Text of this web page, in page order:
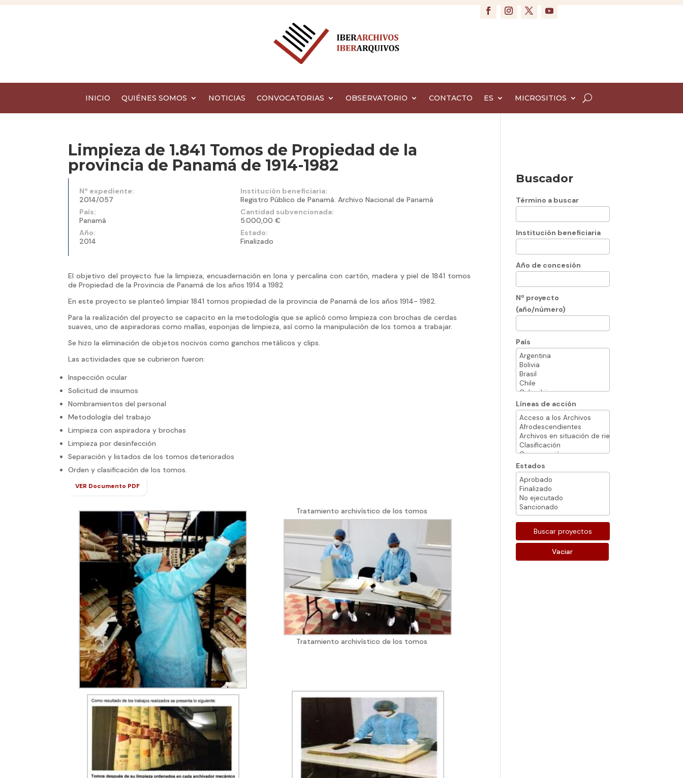
INICIO QUIÉNES SOMOS NOTICIAS CONVOCATORIAS OBSERVATORIO CONTACTO ES MICROSITIOS
Limpieza de 1.841 Tomos de Propiedad de la
provincia de Panamá de 1914-1982
Nº expediente:
2014/057
País:
Panamá
Año:
2014
Institución beneficiaria:
Registro Público de Panamá. Archivo Nacional de Panamá
Cantidad subvencionada:
5.000,00 €
Estado:
Finalizado
El objetivo del proyecto fue la limpieza, encuadernación en lona y percalina con cartón, madera y piel de 1841 tomos
de Propiedad de la Provincia de Panamá de los años 1914 a 1982
En este proyecto se planteó limpiar 1841 tomos propiedad de la provincia de Panamá de los años 1914- 1982.
Para la realización del proyecto se capacito en la metodología que se aplicó como limpieza con brochas de cerdas
suaves, uno de aspiradoras como mallas, esponjas de limpieza, así como la manipulación de los tomos a trabajar.
Se hizo la eliminación de objetos nocivos como ganchos metálicos y clips.
Las actividades que se cubrieron fueron:
Inspección ocular
Solicitud de insumos
Nombramientos del personal
Metodología del trabajo
Limpieza con aspiradora y brochas
Limpieza por desinfección
Separación y listados de los tomos deteriorados
Orden y clasificación de los tomos.
VER Documento PDF
Tratamiento archivístico de los tomos
Tratamiento archivístico de los tomos
Buscador
Término a buscar
Institución beneficiaria
Año de concesión
Nº proyecto
(año/número)
País
Líneas de acción
Estados
Vaciar